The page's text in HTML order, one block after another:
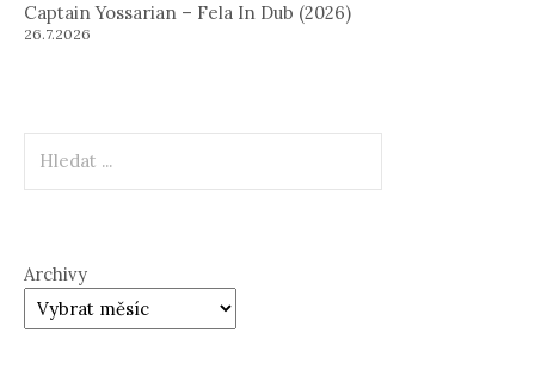
Captain Yossarian – Fela In Dub (2026)
26.7.2026
Archivy